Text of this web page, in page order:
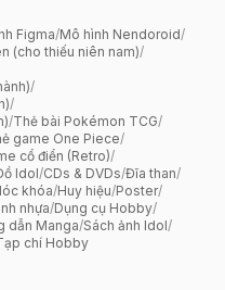
Figma/Mô hình Nendoroid/
(cho thiếu niên nam)/
/
/
/Thẻ bài Pokémon TCG/
game One Piece/
cổ điển (Retro)/
Idol/CDs & DVDs/Đĩa than/
khóa/Huy hiệu/Poster/
nhựa/Dụng cụ Hobby/
dẫn Manga/Sách ảnh Idol/
chí Hobby